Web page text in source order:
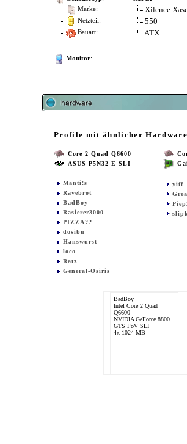
Marke: Xilence
Netzteil: 550
Bauart: ATX
Monitor:
Profile mit ähnlicher
Core 2 Quad Q6600
ASUS P5N32-E SLI
Manti!s
Ravebrot
BadBoy
Rasierer3000
PIZZA??
dosibu
Hanswurst
loco
Ratz
General-Osiris
yiff
BadBoy
Intel Core 2 Quad
Q6600
NVIDIA GeForce 8800
GTS PoV SLI
4x 1024 MB